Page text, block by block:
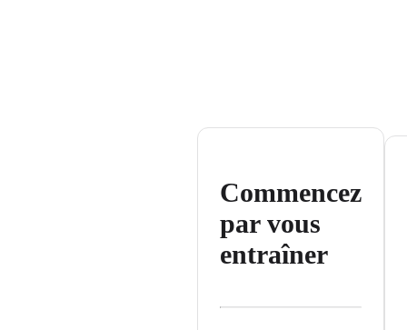
Commencez
par vous
entraîner